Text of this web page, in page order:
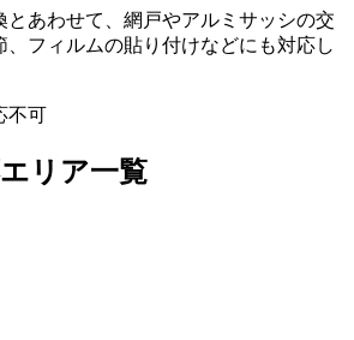
とあわせて、網戸やアルミサッシの交
、フィルムの貼り付けなどにも対応し
不可
リア一覧